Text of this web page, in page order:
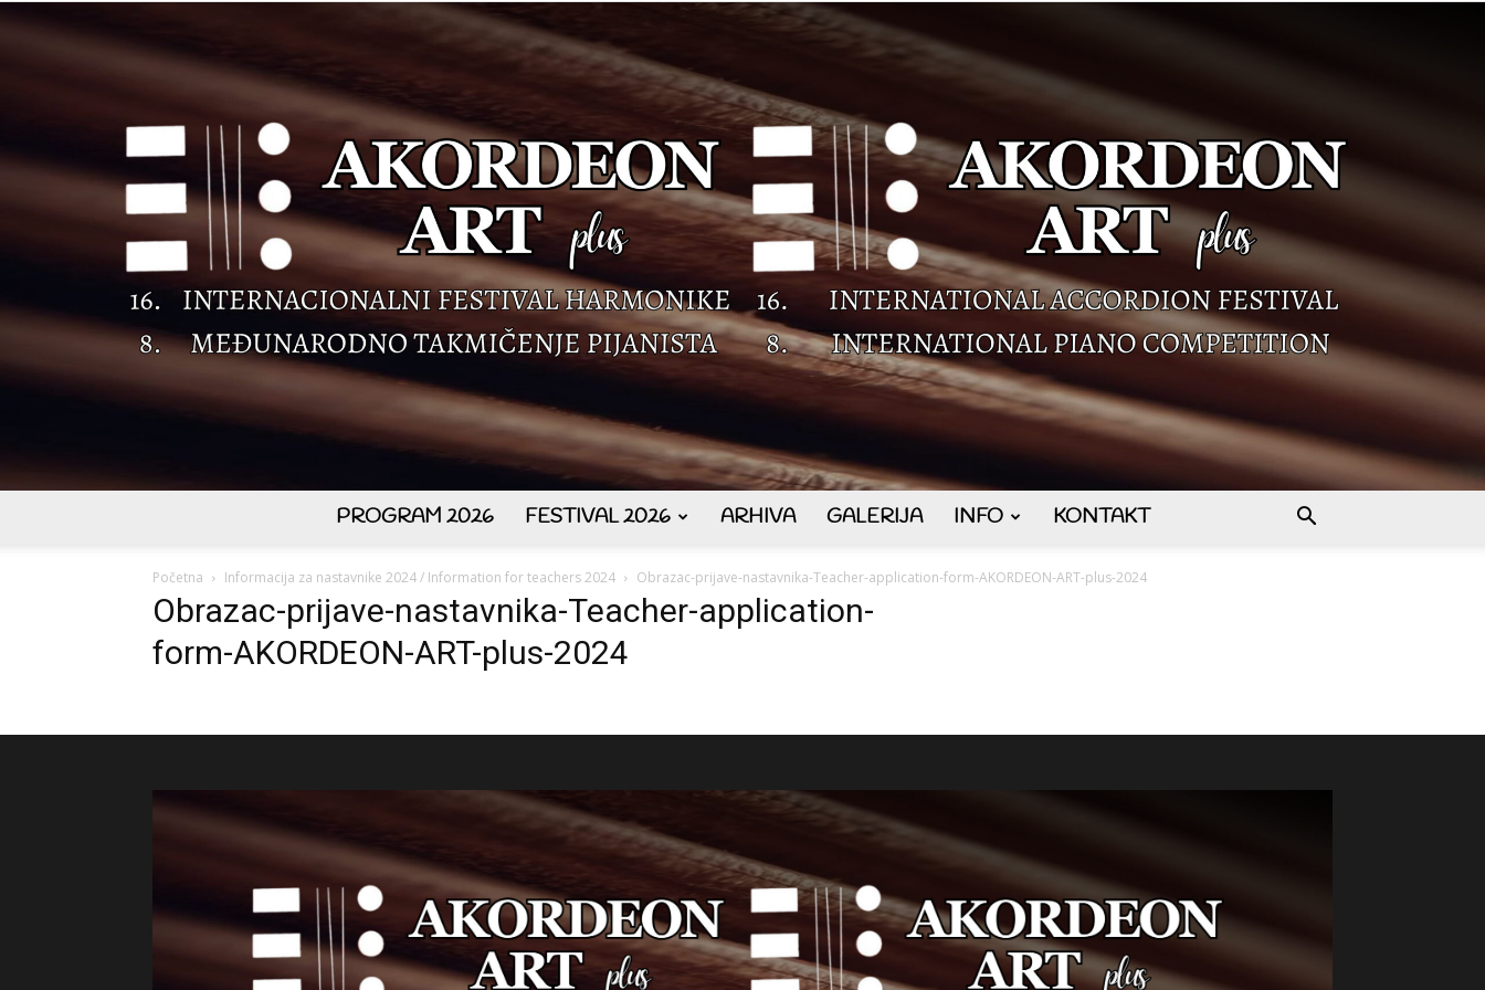
PROGRAM 2026 FESTIVAL 2026 ARHIVA GALERIJA INFO KONTAKT
Početna Informacija za nastavnike 2024 / Information for teachers 2024 Obrazac-prijave-nastavnika-Teacher-application-form-AKORDEON-ART-plus-2024
Obrazac-prijave-nastavnika-Teacher-application-
form-AKORDEON-ART-plus-2024